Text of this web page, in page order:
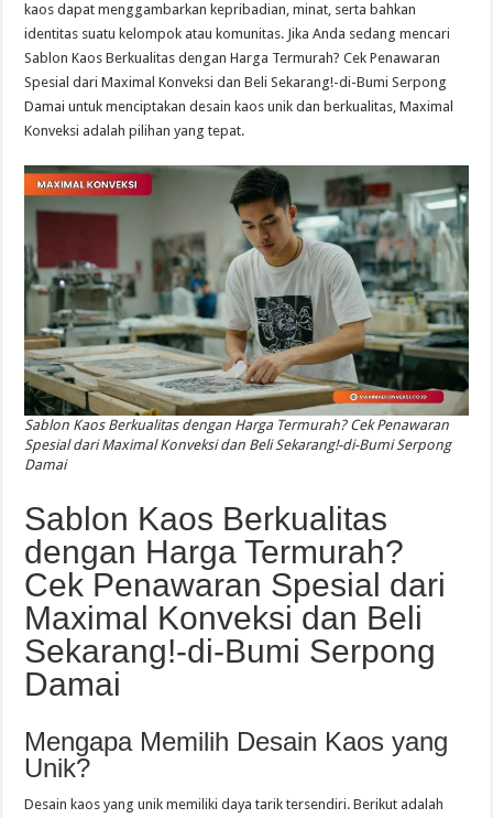
kaos dapat menggambarkan kepribadian, minat, serta bahkan
identitas suatu kelompok atau komunitas. Jika Anda sedang mencari
Sablon Kaos Berkualitas dengan Harga Termurah? Cek Penawaran
Spesial dari Maximal Konveksi dan Beli Sekarang!-di-Bumi Serpong
Damai untuk menciptakan desain kaos unik dan berkualitas, Maximal
Konveksi adalah pilihan yang tepat.
Sablon Kaos Berkualitas dengan Harga Termurah? Cek Penawaran
Spesial dari Maximal Konveksi dan Beli Sekarang!-di-Bumi Serpong
Damai
Sablon Kaos Berkualitas
dengan Harga Termurah?
Cek Penawaran Spesial dari
Maximal Konveksi dan Beli
Sekarang!-di-Bumi Serpong
Damai
Mengapa Memilih Desain Kaos yang
Unik?
Desain kaos yang unik memiliki daya tarik tersendiri. Berikut adalah